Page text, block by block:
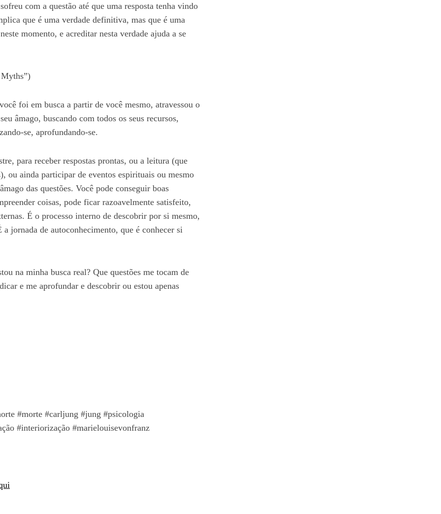
com a questão até que uma resposta tenha vindo
que é uma verdade definitiva, mas que é uma
momento, e acreditar nesta verdade ajuda a se
foi em busca a partir de você mesmo, atravessou o
âmago, buscando com todos os seus recursos,
se, aprofundando-se.
para receber respostas prontas, ou a leitura (que
ou ainda participar de eventos espirituais ou mesmo
das questões. Você pode conseguir boas
coisas, pode ficar razoavelmente satisfeito,
É o processo interno de descobrir por si mesmo,
jornada de autoconhecimento, que é conhecer si
na minha busca real? Que questões me tocam de
e me aprofundar e descobrir ou estou apenas
#morte #carljung #jung #psicologia
#interiorização #marielouisevonfranz